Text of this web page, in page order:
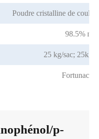
Poudre cristalline de
98.5% min
25 kg/sac; 25kg/
p-